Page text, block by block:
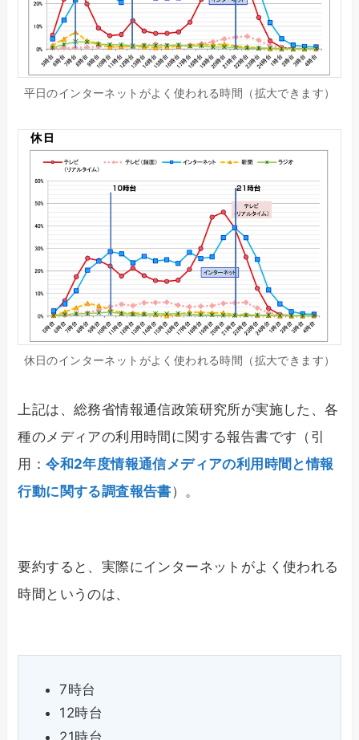
平日のインターネットがよく使われる時間（拡大できます）
休日のインターネットがよく使われる時間（拡大できます）
上記は、総務省情報通信政策研究所が実施した、各
種のメディアの利用時間に関する報告書です（引
用：令和2年度情報通信メディアの利用時間と情報
行動に関する調査報告書）。
要約すると、実際にインターネットがよく使われる
時間というのは、
7時台
12時台
21時台